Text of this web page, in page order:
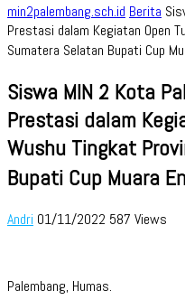
min2palembang.sch.id Berita
Prestasi dalam Kegiatan Open
Sumatera Selatan Bupati Cup
Siswa MIN 2 Kota
Prestasi dalam
Wushu Tingkat
Bupati Cup Muara
Andri 01/11/2022 587 Views
Palembang, Humas.